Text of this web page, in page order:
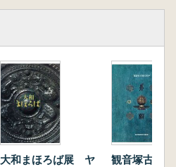
大和まほろば展 ヤ
観音塚古墳